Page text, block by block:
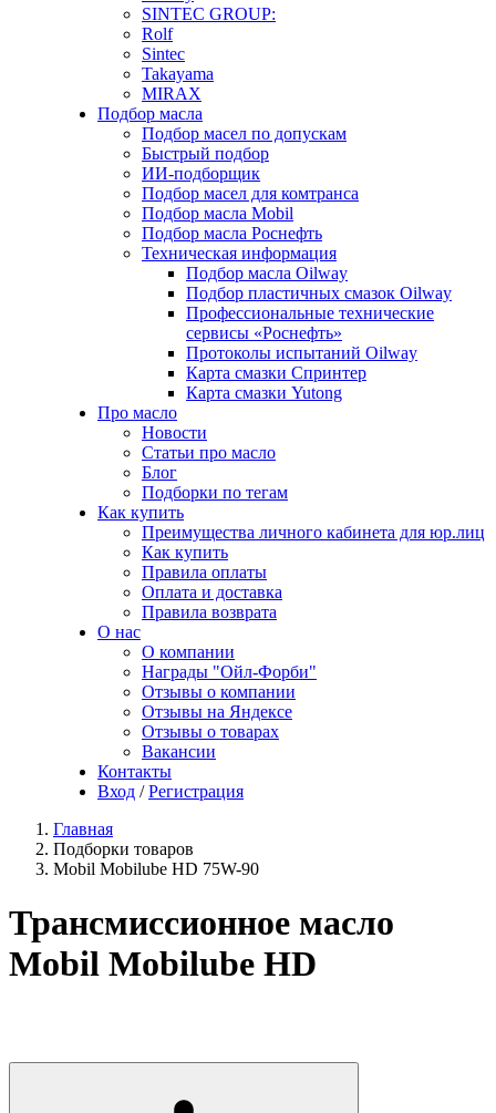
SINTEC GROUP:
Rolf
Sintec
Takayama
MIRAX
Подбор масла
Подбор масел по допускам
Быстрый подбор
ИИ-подборщик
Подбор масел для комтранса
Подбор масла Mobil
Подбор масла Роснефть
Техническая информация
Подбор масла Oilway
Подбор пластичных смазок Oilway
Профессиональные технические
сервисы «Роснефть»
Протоколы испытаний Oilway
Карта смазки Спринтер
Карта смазки Yutong
Про масло
Новости
Статьи про масло
Блог
Подборки по тегам
Как купить
Преимущества личного кабинета для юр.лиц
Как купить
Правила оплаты
Оплата и доставка
Правила возврата
О нас
О компании
Награды "Ойл-Форби"
Отзывы о компании
Отзывы на Яндексе
Отзывы о товарах
Вакансии
Контакты
Вход / Регистрация
Главная
Подборки товаров
Mobil Mobilube HD 75W-90
Трансмиссионное масло
Mobil Mobilube HD